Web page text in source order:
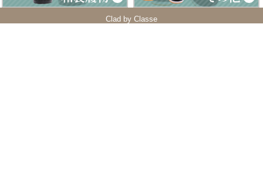
Clad by Classe